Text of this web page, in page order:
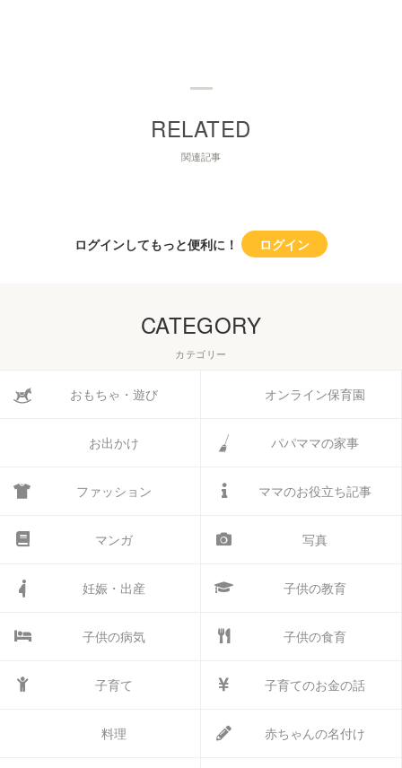
関連記事
ログインしてもっと便利に！ ログイン
CATEGORY
カテゴリー
おもちゃ・遊び オンライン保育園
お出かけ パパママの家事
ファッション ママのお役立ち記事
マンガ 写真
妊娠・出産 子供の教育
子供の病気 子供の食育
子育て 子育てのお金の話
料理 赤ちゃんの名付け